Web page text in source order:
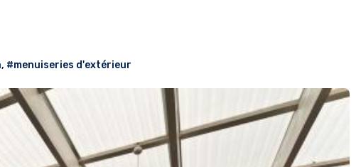
, #menuiseries d'extérieur